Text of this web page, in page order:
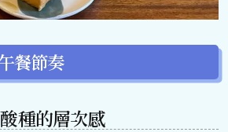
餐節奏
種的層次感